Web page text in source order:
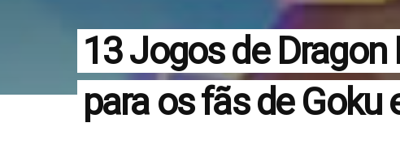
13 Jogos de
para os fãs de Goku